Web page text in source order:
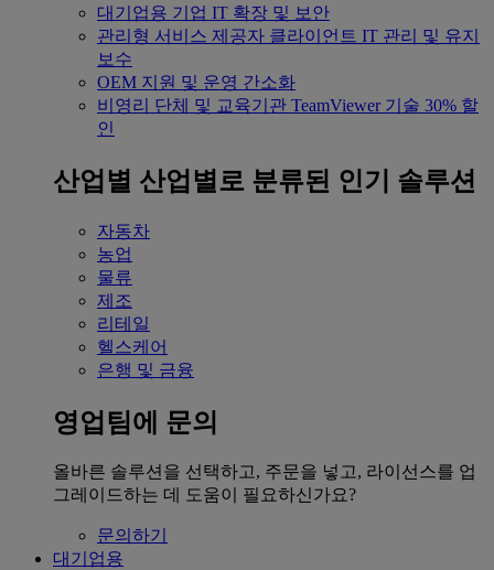
대기업용 기업 IT 확장 및 보안
관리형 서비스 제공자 클라이언트 IT 관리 및 유지
보수
OEM 지원 및 운영 간소화
비영리 단체 및 교육기관 TeamViewer 기술 30% 할
인
산업별 산업별로 분류된 인기 솔루션
자동차
농업
물류
제조
리테일
헬스케어
은행 및 금융
영업팀에 문의
올바른 솔루션을 선택하고, 주문을 넣고, 라이선스를 업
그레이드하는 데 도움이 필요하신가요?
문의하기
대기업용